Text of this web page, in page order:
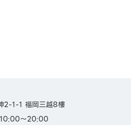
2-1-1 福岡三越8樓
10:00～20:00